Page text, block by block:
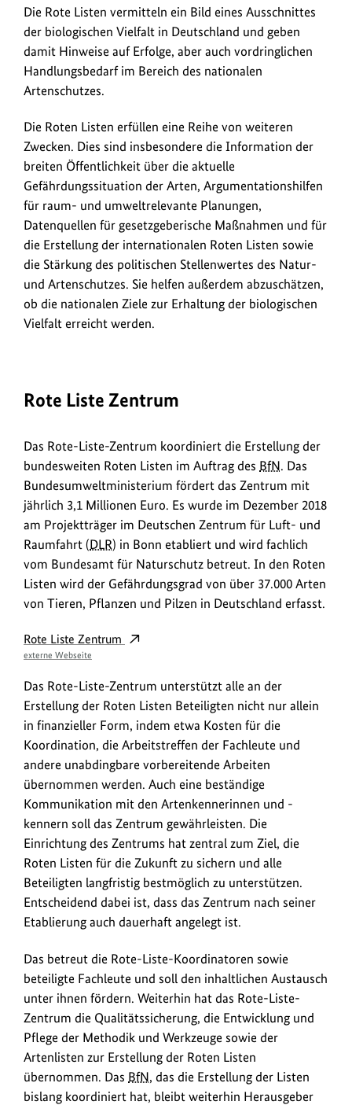
Die Rote Listen vermitteln ein Bild eines Ausschnittes
der biologischen Vielfalt in Deutschland und geben
damit Hinweise auf Erfolge, aber auch vordringlichen
Handlungsbedarf im Bereich des nationalen
Artenschutzes.
Die Roten Listen erfüllen eine Reihe von weiteren
Zwecken. Dies sind insbesondere die Information der
breiten Öffentlichkeit über die aktuelle
Gefährdungssituation der Arten, Argumentationshilfen
für raum- und umweltrelevante Planungen,
Datenquellen für gesetzgeberische Maßnahmen und für
die Erstellung der internationalen Roten Listen sowie
die Stärkung des politischen Stellenwertes des Natur-
und Artenschutzes. Sie helfen außerdem abzuschätzen,
ob die nationalen Ziele zur Erhaltung der biologischen
Vielfalt erreicht werden.
Rote Liste Zentrum
Das Rote-Liste-Zentrum koordiniert die Erstellung der
bundesweiten Roten Listen im Auftrag des BfN. Das
Bundesumweltministerium fördert das Zentrum mit
jährlich 3,1 Millionen Euro. Es wurde im Dezember 2018
am Projektträger im Deutschen Zentrum für Luft- und
Raumfahrt (DLR) in Bonn etabliert und wird fachlich
vom Bundesamt für Naturschutz betreut. In den Roten
Listen wird der Gefährdungsgrad von über 37.000 Arten
von Tieren, Pflanzen und Pilzen in Deutschland erfasst.
Externe
Übersicht
Rote Liste Zentrum
externe Webseite
Das Rote-Liste-Zentrum unterstützt alle an der
Erstellung der Roten Listen Beteiligten nicht nur allein
in finanzieller Form, indem etwa Kosten für die
Koordination, die Arbeitstreffen der Fachleute und
andere unabdingbare vorbereitende Arbeiten
übernommen werden. Auch eine beständige
Kommunikation mit den Artenkennerinnen und -
kennern soll das Zentrum gewährleisten. Die
Einrichtung des Zentrums hat zentral zum Ziel, die
Roten Listen für die Zukunft zu sichern und alle
Beteiligten langfristig bestmöglich zu unterstützen.
Entscheidend dabei ist, dass das Zentrum nach seiner
Etablierung auch dauerhaft angelegt ist.
Das betreut die Rote-Liste-Koordinatoren sowie
beteiligte Fachleute und soll den inhaltlichen Austausch
unter ihnen fördern. Weiterhin hat das Rote-Liste-
Zentrum die Qualitätssicherung, die Entwicklung und
Pflege der Methodik und Werkzeuge sowie der
Artenlisten zur Erstellung der Roten Listen
übernommen. Das BfN, das die Erstellung der Listen
bislang koordiniert hat, bleibt weiterhin Herausgeber